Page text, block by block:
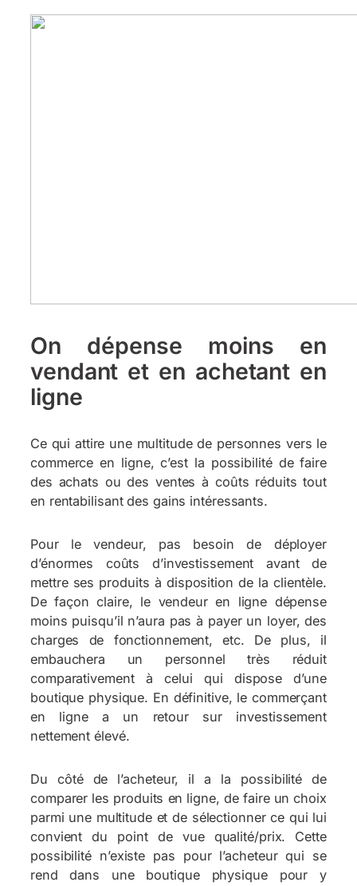
On dépense moins en
vendant et en achetant en
ligne
Ce qui attire une multitude de personnes vers le
commerce en ligne, c’est la possibilité de faire
des achats ou des ventes à coûts réduits tout
en rentabilisant des gains intéressants.
Pour le vendeur, pas besoin de déployer
d’énormes coûts d’investissement avant de
mettre ses produits à disposition de la clientèle.
De façon claire, le vendeur en ligne dépense
moins puisqu’il n’aura pas à payer un loyer, des
charges de fonctionnement, etc. De plus, il
embauchera un personnel très réduit
comparativement à celui qui dispose d’une
boutique physique. En définitive, le commerçant
en ligne a un retour sur investissement
nettement élevé.
Du côté de l’acheteur, il a la possibilité de
comparer les produits en ligne, de faire un choix
parmi une multitude et de sélectionner ce qui lui
convient du point de vue qualité/prix. Cette
possibilité n’existe pas pour l’acheteur qui se
rend dans une boutique physique pour y